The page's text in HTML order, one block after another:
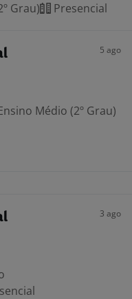
Grau) Presencial
5 ago
Médio (2º Grau)
3 ago